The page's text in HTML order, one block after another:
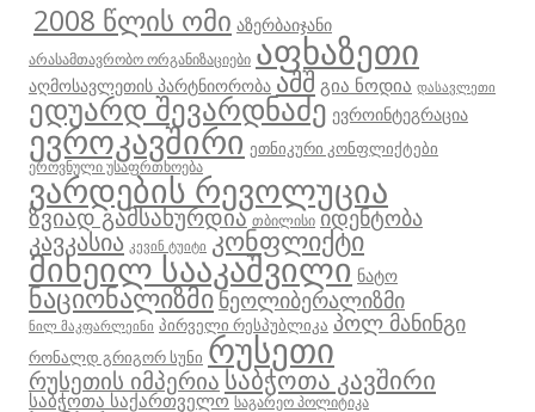
2008 წლის ომი აზერბაიჯანი
არასამთავრობო ორგანიზაციები აფხაზეთი
აღმოსავლეთის პარტნიორობა აშშ გია ნოდია დასავლეთი
ედუარდ შევარდნაძე ევროინტეგრაცია
ევროკავშირი ეთნიკური კონფლიქტები
ეროვნული უსაფრთხოება
ვარდების რევოლუცია
ზვიად გამსახურდია თბილისი იდენტობა
კავკასია კევინ ტუიტი კონფლიქტი
მიხეილ სააკაშვილი ნატო
ნაციონალიზმინეოლიბერალიზმი
ნილ მაკფარლეინი პირველი რესპუბლიკა პოლ მანინგი
რონალდ გრიგორ სუნი რუსეთი
რუსეთის იმპერია საბჭოთა კავშირი
საბჭოთა საქართველო საგარეო პოლიტიკა